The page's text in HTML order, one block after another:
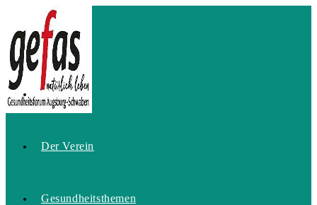
Inhalt
springen
Home
Der Verein
Gesundheitsthemen